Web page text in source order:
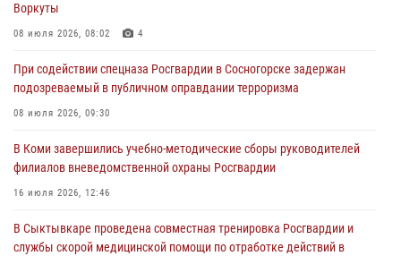
В Усинске росгвардейцы оперативно отработали план «Квартал»
30 июля 2026, 13:53
В Санкт-Петербурге прошел окружной этап ежегодного
Всероссийского конкурса профессионального мастерства среди
сотрудников вневедомственной охраны Росгвардии
В Сыктывкаре росгвардейцы приняли участие в молебне в рамках
Дня Крещения Руси и Дня святого равноапостольного князя
28 июля 2026, 13:32 8
Воркуты
08 июля 2026, 08:02 4
При содействии спецназа Росгвардии в Сосногорске задержан
подозреваемый в публичном оправдании терроризма
08 июля 2026, 09:30
В Коми завершились учебно-методические сборы руководителей
филиалов вневедомственной охраны Росгвардии
16 июля 2026, 12:46
В Сыктывкаре проведена совместная тренировка Росгвардии и
службы скорой медицинской помощи по отработке действий в